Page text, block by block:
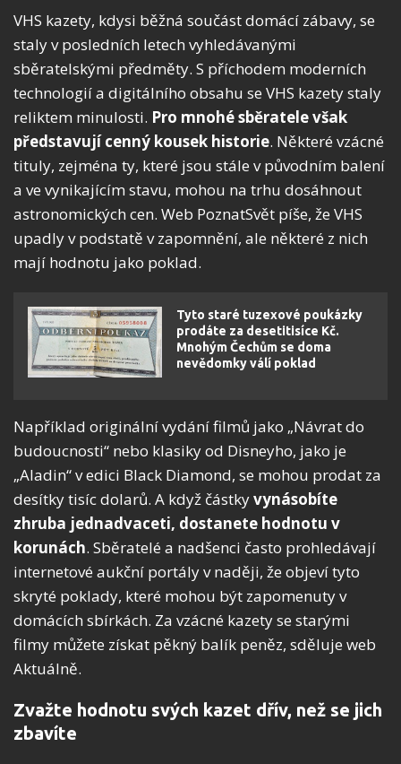
VHS kazety, kdysi běžná součást domácí zábavy, se
staly v posledních letech vyhledávanými
sběratelskými předměty. S příchodem moderních
technologií a digitálního obsahu se VHS kazety staly
reliktem minulosti. Pro mnohé sběratele však
představují cenný kousek historie. Některé vzácné
tituly, zejména ty, které jsou stále v původním balení
a ve vynikajícím stavu, mohou na trhu dosáhnout
astronomických cen. Web PoznatSvět píše, že VHS
upadly v podstatě v zapomnění, ale některé z nich
mají hodnotu jako poklad.
Tyto staré tuzexové poukázky
prodáte za desetitisíce Kč.
Mnohým Čechům se doma
nevědomky válí poklad
Například originální vydání filmů jako „Návrat do
budoucnosti“ nebo klasiky od Disneyho, jako je
„Aladin“ v edici Black Diamond, se mohou prodat za
desítky tisíc dolarů. A když částkyvynásobíte
zhruba jednadvaceti, dostanete hodnotu v
korunách. Sběratelé a nadšenci často prohledávají
internetové aukční portály v naději, že objeví tyto
skryté poklady, které mohou být zapomenuty v
domácích sbírkách. Za vzácné kazety se starými
filmy můžete získat pěkný balík peněz, sděluje web
Aktuálně.
Zvažte hodnotu svých kazet dřív, než se jich
zbavíte